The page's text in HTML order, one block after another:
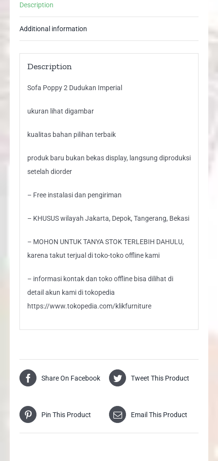
Description
Additional information
Description
Sofa Poppy 2 Dudukan Imperial
ukuran lihat digambar
kualitas bahan pilihan terbaik
produk baru bukan bekas display, langsung diproduksi
setelah diorder
– Free instalasi dan pengiriman
– KHUSUS wilayah Jakarta, Depok, Tangerang, Bekasi
– MOHON UNTUK TANYA STOK TERLEBIH DAHULU,
karena takut terjual di toko-toko offline kami
– informasi kontak dan toko offline bisa dilihat di
detail akun kami di tokopedia
https://www.tokopedia.com/klikfurniture
Share On Facebook Tweet This Product
Pin This Product Email This Product